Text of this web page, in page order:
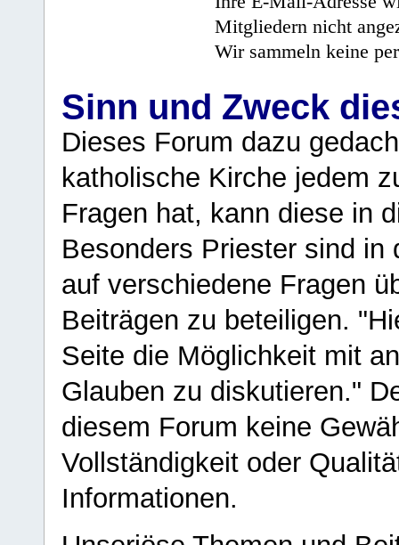
Mitgliedern nicht
Wir sammeln keine
Sinn und Zweck
Dieses Forum dazu
katholische Kirche jedem
Fragen hat, kann diese in
Besonders Priester sind in
auf verschiedene Fragen
Beiträgen zu beteiligen.
Seite die Möglichkeit mit
Glauben zu diskutieren."
diesem Forum keine
Vollständigkeit oder
Informationen.